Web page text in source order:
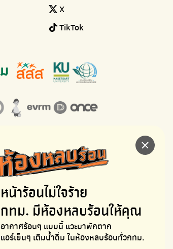
หน้าร้อนไม่ใจร้าย
กทม. มีห้องหลบร้อนให้คุณ
อากาศร้อนๆ แบบนี้ แวะมาพักตาก
แอร์เย็นๆ เติมน้ำดื่ม ในห้องหลบร้อนทั่วกทม.
X
TikTok